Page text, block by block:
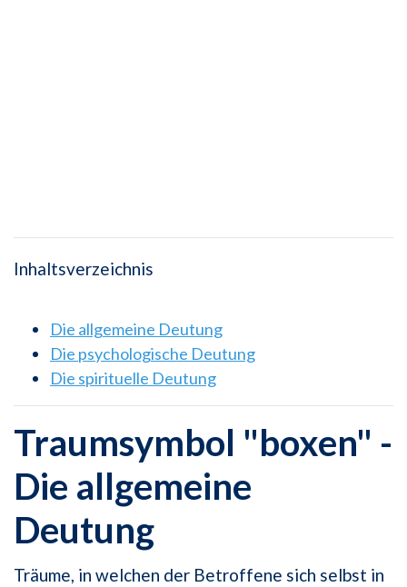
Inhaltsverzeichnis
Die allgemeine Deutung
Die psychologische Deutung
Die spirituelle Deutung
Traumsymbol "boxen" -
Die allgemeine
Deutung
Träume, in welchen der Betroffene sich selbst in